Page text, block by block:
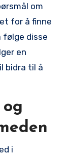
om
for å finne
følge disse
en
bidra til å
i